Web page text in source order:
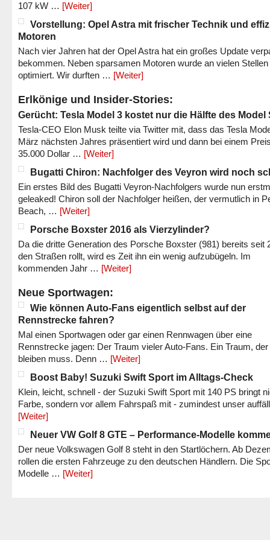
107 kW … [Weiter]
Vorstellung: Opel Astra mit frischer Technik und
Motoren
Nach vier Jahren hat der Opel Astra hat ein großes Update
bekommen. Neben sparsamen Motoren wurde an vielen Stellen
optimiert. Wir durften … [Weiter]
Erlkönige und Insider-Stories:
Gerücht: Tesla Model 3 kostet nur die Hälfte des Model
Tesla-CEO Elon Musk teilte via Twitter mit, dass das Tesla
März nächsten Jahres präsentiert wird und dann bei einem
35.000 Dollar … [Weiter]
Bugatti Chiron: Nachfolger des Veyron wird noch
Ein erstes Bild des Bugatti Veyron-Nachfolgers wurde nun
geleaked! Chiron soll der Nachfolger heißen, der vermutlich in
Beach, … [Weiter]
Porsche Boxster 2016 als Vierzylinder?
Da die dritte Generation des Porsche Boxster (981) bereits seit
den Straßen rollt, wird es Zeit ihn ein wenig aufzubügeln. Im
kommenden Jahr … [Weiter]
Neue Sportwagen:
Wie können Auto-Fans eigentlich selbst auf der
Rennstrecke fahren?
Mal einen Sportwagen oder gar einen Rennwagen über eine
Rennstrecke jagen: Der Traum vieler Auto-Fans. Ein Traum,
bleiben muss. Denn … [Weiter]
Boost Baby! Suzuki Swift Sport im Alltags-Check
Klein, leicht, schnell - der Suzuki Swift Sport mit 140 PS bringt
Farbe, sondern vor allem Fahrspaß mit - zumindest unser
[Weiter]
Neuer VW Golf 8 GTE – Performance-Modelle
Der neue Volkswagen Golf 8 steht in den Startlöchern. Ab
rollen die ersten Fahrzeuge zu den deutschen Händlern. Die
Modelle … [Weiter]